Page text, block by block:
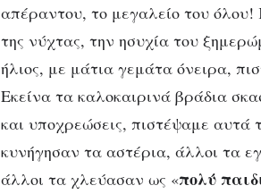
απέραντου, το μεγαλείο του
της νύχτας, την ησυχία του
ήλιος, με μάτια γεμάτα όνειρα,
Εκείνα τα καλοκαιρινά βράδια
και υποχρεώσεις, πιστέψαμε αυτά
κυνήγησαν τα αστέρια, άλλοι τα
άλλοι τα χλεύασαν ως «πολύ